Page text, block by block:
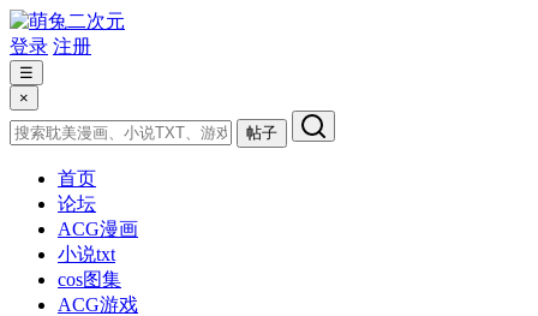
登录 注册
☰
×
帖子
首页
论坛
ACG漫画
小说txt
cos图集
ACG游戏